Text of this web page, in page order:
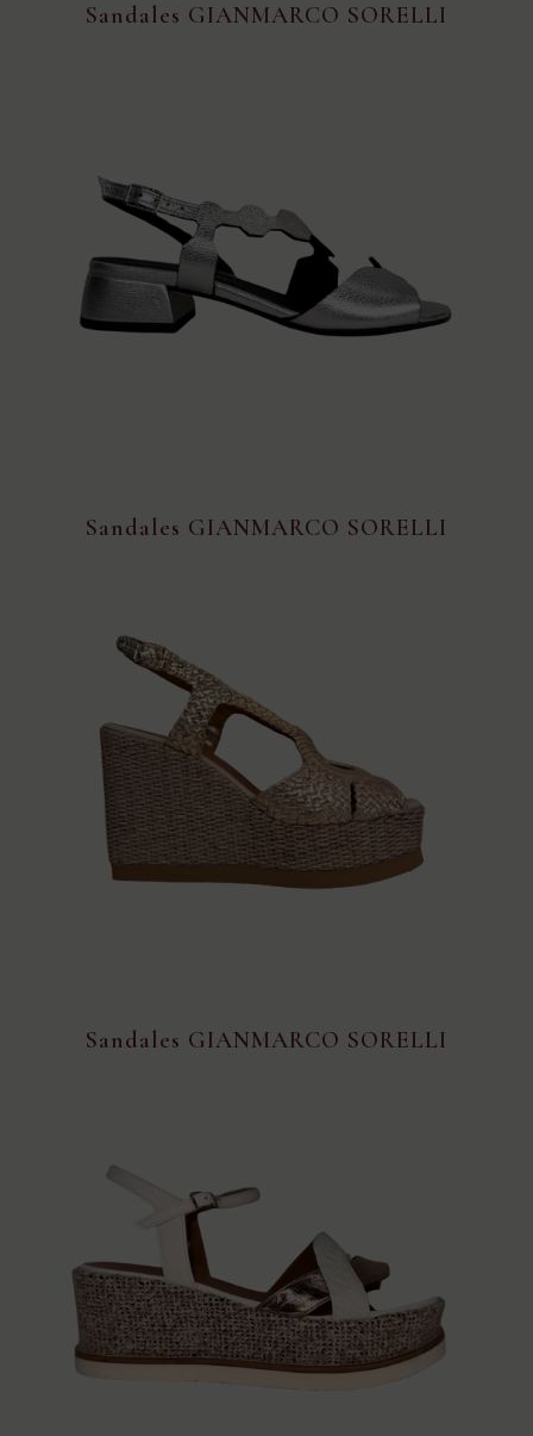
Sandales GIANMARCO SORELLI
Sandales GIANMARCO SORELLI
Sandales GIANMARCO SORELLI